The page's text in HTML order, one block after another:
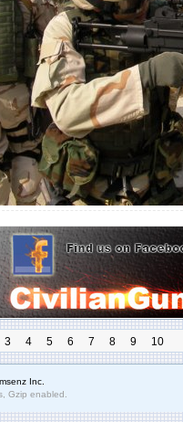
3 4 5 6 7 8 9 10
Inc.
Gzip enabled.